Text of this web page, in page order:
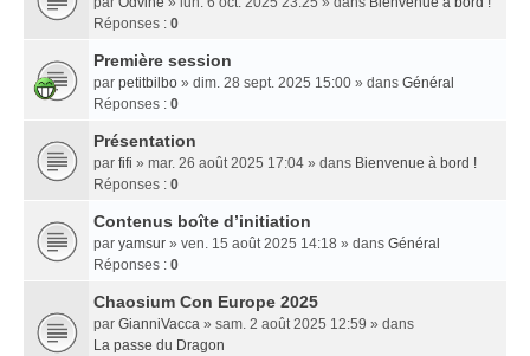
Réponses : 0
Première session
par petitbilbo » dim. 28 sept. 2025 15:00 » dans Général
Réponses : 0
Présentation
par fifi » mar. 26 août 2025 17:04 » dans Bienvenue à bord !
Réponses : 0
Contenus boîte d’initiation
par yamsur » ven. 15 août 2025 14:18 » dans Général
Réponses : 0
Chaosium Con Europe 2025
par GianniVacca » sam. 2 août 2025 12:59 » dans
La passe du Dragon